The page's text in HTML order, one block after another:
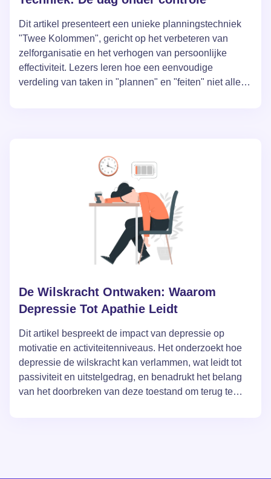
Dit artikel presenteert een unieke planningstechniek
"Twee Kolommen", gericht op het verbeteren van
zelforganisatie en het verhogen van persoonlijke
effectiviteit. Lezers leren hoe een eenvoudige
verdeling van taken in "plannen" en "feiten" niet alleen
passen aan veranderingen en een balans te vinden
tussen wat moet en wat gewenst is.
De Wilskracht Ontwaken: Waarom
Depressie Tot Apathie Leidt
Dit artikel bespreekt de impact van depressie op
motivatie en activiteitenniveaus. Het onderzoekt hoe
depressie de wilskracht kan verlammen, wat leidt tot
passiviteit en uitstelgedrag, en benadrukt het belang
van het doorbreken van deze toestand om terug te